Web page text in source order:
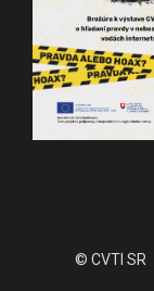
© CVTI SR